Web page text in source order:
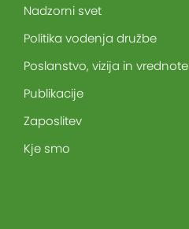
Nadzorni svet
Politika vodenja družbe
Poslanstvo, vizija in vrednote
Publikacije
Zaposlitev
Kje smo